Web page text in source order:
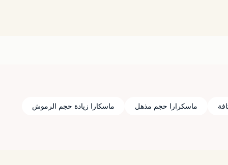
ماسكرارا حجم مذهل ماسكارا زيادة حجم الرموش